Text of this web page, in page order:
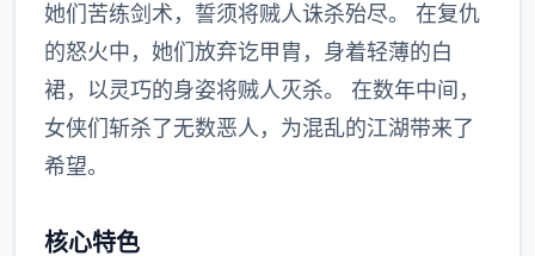
她们苦练剑术，誓须将贼人诛杀殆尽。 在复仇
的怒火中，她们放弃讫甲胄，身着轻薄的白
裙，以灵巧的身姿将贼人灭杀。 在数年中间，
女侠们斩杀了无数恶人，为混乱的江湖带来了
希望。
核心特色